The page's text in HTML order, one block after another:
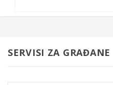
SERVISI ZA GRAĐANE